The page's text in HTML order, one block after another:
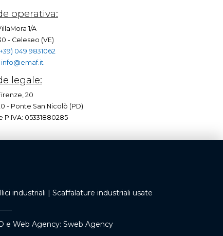
operativa:
1/A
- Celeseo (VE)
049 9831062
info@emaf.it
legale:
20
- Ponte San Nicolò (PD)
P.IVA: 05331880285
industriali | Scaffalature industriali usate
e Web Agency: Sweb Agency